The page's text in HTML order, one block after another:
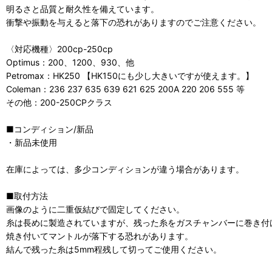
明るさと品質と耐久性を備えています。
衝撃や振動を与えると落下の恐れがありますのでご注意ください。
〈対応機種〉200cp-250cp
Optimus：200、1200、930、他
Petromax：HK250 【HK150にも少し大きいですが使えます。】
Coleman：236 237 635 639 621 625 200A 220 206 555 等
その他：200-250CPクラス
■コンディション/新品
・新品未使用
在庫によっては、多少コンディションが違う場合があります。
■取付方法
画像のように二重仮結びで固定してください。
糸は長めに製造されていますが、残った糸をガスチャンバーに巻き付
焼き付いてマントルが落下する恐れがあります。
結んで残った糸は5mm程残して切ってご使用ください。